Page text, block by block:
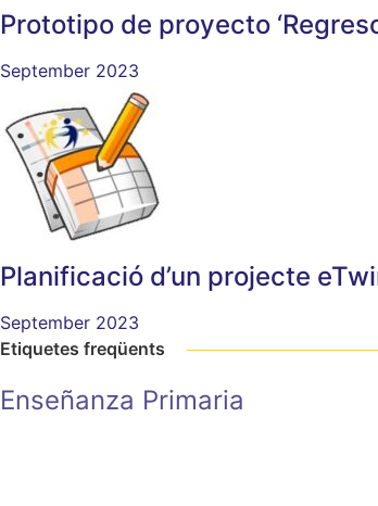
Prototipo de proyecto
September 2023
Planificació d’un projecte
September 2023
Etiquetes freqüents
Enseñanza Primaria